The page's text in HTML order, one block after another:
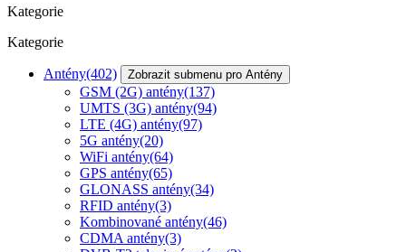
Kategorie
Kategorie
Antény(402) Zobrazit submenu pro Antény
GSM (2G) antény(137)
UMTS (3G) antény(94)
LTE (4G) antény(97)
5G antény(20)
WiFi antény(64)
GPS antény(65)
GLONASS antény(34)
RFID antény(3)
Kombinované antény(46)
CDMA antény(3)